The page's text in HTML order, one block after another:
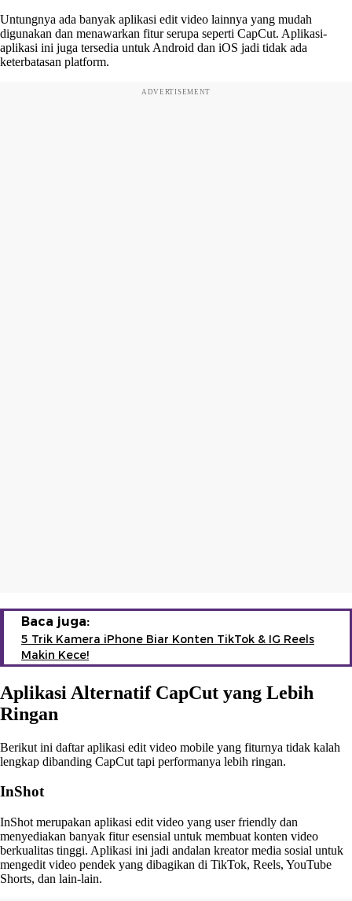
Untungnya ada banyak aplikasi edit video lainnya yang mudah
digunakan dan menawarkan fitur serupa seperti CapCut. Aplikasi-
aplikasi ini juga tersedia untuk Android dan iOS jadi tidak ada
keterbatasan platform.
ADVERTISEMENT
Baca juga:
5 Trik Kamera iPhone Biar Konten TikTok & IG Reels
Makin Kece!
Aplikasi Alternatif CapCut yang Lebih
Ringan
Berikut ini daftar aplikasi edit video mobile yang fiturnya tidak kalah
lengkap dibanding CapCut tapi performanya lebih ringan.
InShot
InShot merupakan aplikasi edit video yang user friendly dan
menyediakan banyak fitur esensial untuk membuat konten video
berkualitas tinggi. Aplikasi ini jadi andalan kreator media sosial untuk
mengedit video pendek yang dibagikan di TikTok, Reels, YouTube
Shorts, dan lain-lain.